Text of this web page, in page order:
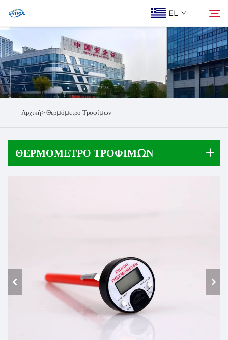
EL
Ποιοι Είμαστε
Προϊόντα
Αναζήτηση
Αρχική>Θερμόμετρο Τροφίμων
ΘΕΡΜΌΜΕΤΡΟ ΤΡΟΦΊΜΩΝ